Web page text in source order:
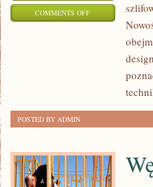
COMMENTS OFFON
INSPIRACJE
ARTYSTYCZNE
POSTED BY ADMIN